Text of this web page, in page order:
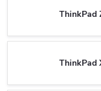
ThinkPad
ThinkPad